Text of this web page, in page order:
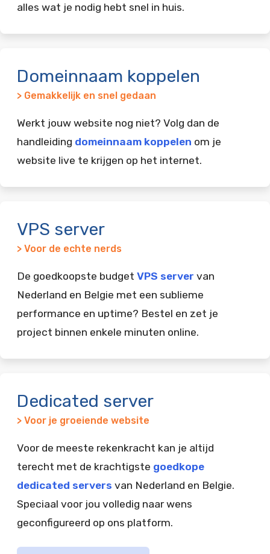
alles wat je nodig hebt snel in huis.
Domeinnaam koppelen
> Gemakkelijk en snel gedaan
Werkt jouw website nog niet? Volg dan de
handleiding domeinnaam koppelen om je
website live te krijgen op het internet.
VPS server
> Voor de echte nerds
De goedkoopste budget VPS server van
Nederland en Belgie met een sublieme
performance en uptime? Bestel en zet je
project binnen enkele minuten online.
Dedicated server
> Voor je groeiende website
Voor de meeste rekenkracht kan je altijd
terecht met de krachtigste goedkope
dedicated servers van Nederland en Belgie.
Speciaal voor jou volledig naar wens
geconfigureerd op ons platform.